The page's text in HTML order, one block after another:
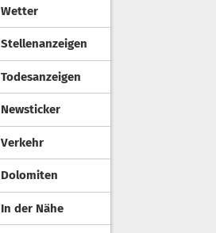
Wetter
Stellenanzeigen
Todesanzeigen
Newsticker
Verkehr
Dolomiten
In der Nähe